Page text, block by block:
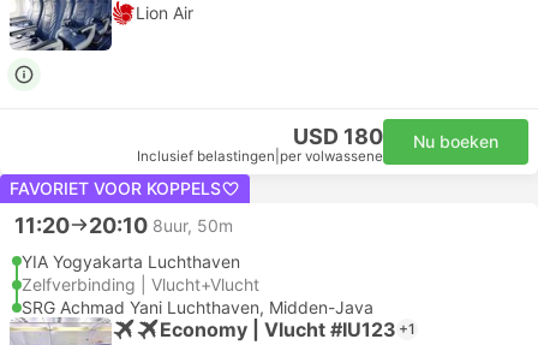
Lion Air
USD 180
Inclusief belastingen per volwassene
Nu boeken
FAVORIET VOOR KOPPELS
11:20 20:10 8uur, 50m
YIA Yogyakarta Luchthaven
Zelfverbinding | Vlucht+Vlucht
SRG Achmad Yani Luchthaven, Midden-Java
Economy | Vlucht #IU123 +1